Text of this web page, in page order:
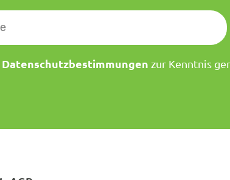
Datenschutzbestimmungen zur Kenntnis